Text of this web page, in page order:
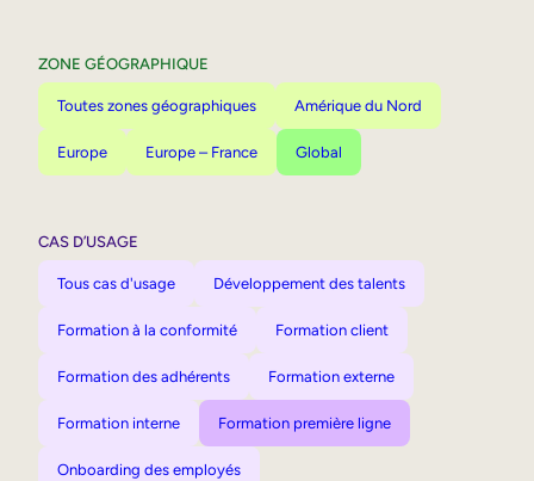
ZONE GÉOGRAPHIQUE
Toutes zones géographiques Amérique du Nord
Europe Europe – France Global
CAS D’USAGE
Tous cas d'usage Développement des talents
Formation à la conformité Formation client
Formation des adhérents Formation externe
Formation interne Formation première ligne
Onboarding des employés